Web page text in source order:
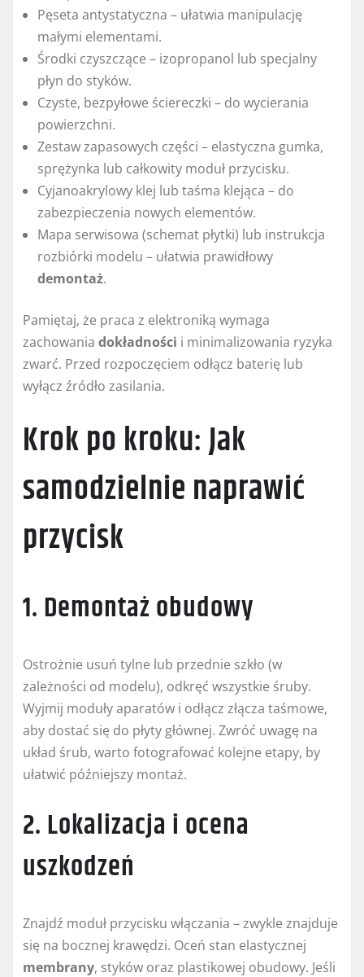
Pęseta antystatyczna – ułatwia manipulację
małymi elementami.
Środki czyszczące – izopropanol lub specjalny
płyn do styków.
Czyste, bezpyłowe ściereczki – do wycierania
powierzchni.
Zestaw zapasowych części – elastyczna gumka,
sprężynka lub całkowity moduł przycisku.
Cyjanoakrylowy klej lub taśma klejąca – do
zabezpieczenia nowych elementów.
Mapa serwisowa (schemat płytki) lub instrukcja
rozbiórki modelu – ułatwia prawidłowy
demontaż.
Pamiętaj, że praca z elektroniką wymaga
zachowania dokładności i minimalizowania ryzyka
zwarć. Przed rozpoczęciem odłącz baterię lub
wyłącz źródło zasilania.
Krok po kroku: Jak
samodzielnie naprawić
przycisk
1. Demontaż obudowy
Ostrożnie usuń tylne lub przednie szkło (w
zależności od modelu), odkręć wszystkie śruby.
Wyjmij moduły aparatów i odłącz złącza taśmowe,
aby dostać się do płyty głównej. Zwróć uwagę na
układ śrub, warto fotografować kolejne etapy, by
ułatwić późniejszy montaż.
2. Lokalizacja i ocena
uszkodzeń
Znajdź moduł przycisku włączania – zwykle znajduje
się na bocznej krawędzi. Oceń stan elastycznej
membrany, styków oraz plastikowej obudowy. Jeśli